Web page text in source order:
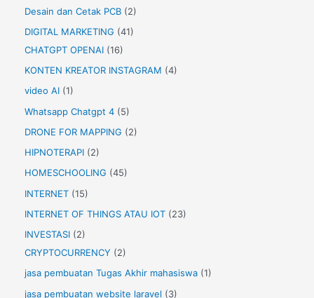
Desain dan Cetak PCB(2)
DIGITAL MARKETING (41)
CHATGPT OPENAI(16)
KONTEN KREATOR INSTAGRAM (4)
video AI(1)
Whatsapp Chatgpt 4(5)
DRONE FOR MAPPING (2)
HIPNOTERAPI(2)
HOMESCHOOLING (45)
INTERNET(15)
INTERNET OF THINGS ATAU IOT(23)
INVESTASI(2)
CRYPTOCURRENCY (2)
jasa pembuatan Tugas Akhir mahasiswa(1)
jasa pembuatan website laravel (3)